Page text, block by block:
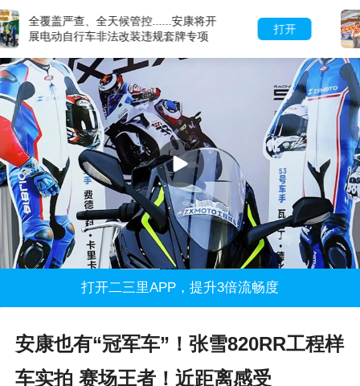
满赠、折扣、套餐、充值......天一城市
广场商户福利清单请查收
打开二三里APP，提升3倍流畅度
安康也有“冠军车”！张雪820RR工程样
车实拍 赛场王者！近距离感受